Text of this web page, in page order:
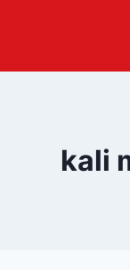
kali